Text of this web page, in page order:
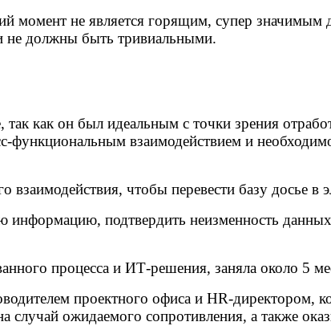
момент не является горящим, супер значимым
не должны быть тривиальными.
как он был идеальным с точки зрения
функциональным взаимодействием и
взаимодействия, чтобы перевести базу досье в
информацию, подтвердить неизменность
процесса и ИТ-решения, заняла около 5
проектного офиса и HR-директором,
ожидаемого сопротивления, а также